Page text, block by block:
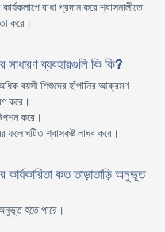
বাধা প্রদান করে শ্বাসনালীতে
করে।
ব্যবহারগুলি কি কি?
বয়সী শিশুদের হাঁপানির আক্রমণ
করে।
করে।
ফলে ঘটিত শ্বাসকষ্ট লাঘব করে।
কত তাড়াতাড়ি অনুভূত
হতে পারে।